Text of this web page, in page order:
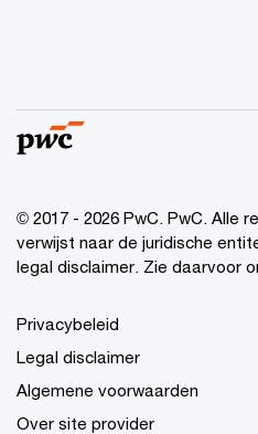
© 2017 - 2026 PwC. PwC. Alle
verwijst naar de juridische
legal disclaimer. Zie daarvoor
Privacybeleid
Legal disclaimer
Algemene voorwaarden
Over site provider